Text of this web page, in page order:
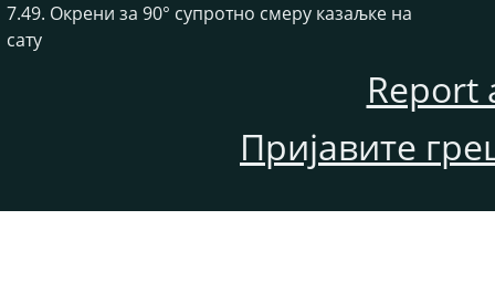
7.49. Окрени за 90° супротно смеру казаљке на
сату
Report
Пријавите